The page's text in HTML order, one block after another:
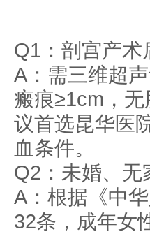
Q1：剖宫产术
A：需三维超
瘢痕≥1cm，
议首选昆华医
血条件。
Q2：未婚、无
A：根据《中
32条，成年女